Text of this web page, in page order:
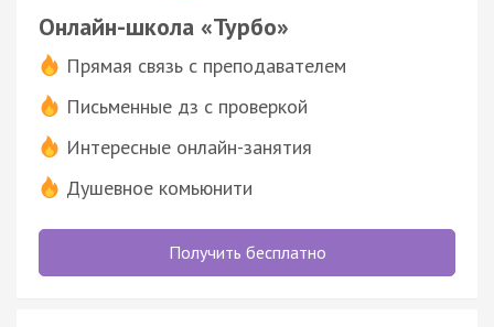
Онлайн-школа «Турбо»
Прямая связь с преподавателем
Письменные дз с проверкой
Интересные онлайн-занятия
Душевное комьюнити
Получить бесплатно